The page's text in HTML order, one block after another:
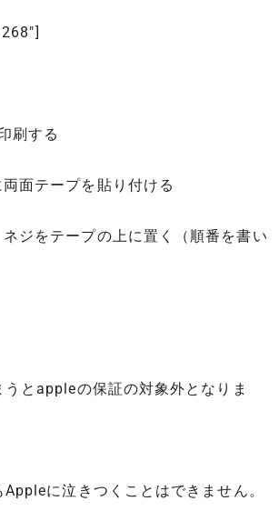
刷する
面テープを貼り付ける
ジをテープの上に置く（順番を書い
とappleの保証の対象外となりま
に泣きつくことはできません。